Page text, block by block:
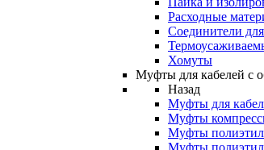
Расходные
Соединители
Хомуты
Муфты для кабелей с
Назад
Муфты для
Муфты
Муфты
Муфты